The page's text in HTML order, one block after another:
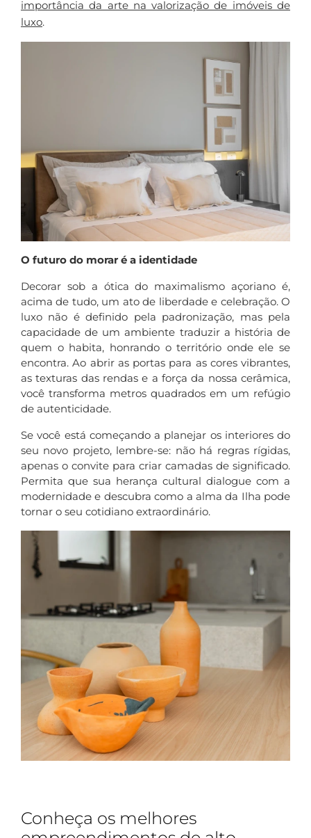
importância da arte na valorização de imóveis de
luxo.
O futuro do morar é a identidade
Decorar sob a ótica do maximalismo açoriano é,
acima de tudo, um ato de liberdade e celebração. O
luxo não é definido pela padronização, mas pela
capacidade de um ambiente traduzir a história de
quem o habita, honrando o território onde ele se
encontra. Ao abrir as portas para as cores vibrantes,
as texturas das rendas e a força da nossa cerâmica,
você transforma metros quadrados em um refúgio
de autenticidade.
Se você está começando a planejar os interiores do
seu novo projeto, lembre-se: não há regras rígidas,
apenas o convite para criar camadas de significado.
Permita que sua herança cultural dialogue com a
modernidade e descubra como a alma da Ilha pode
tornar o seu cotidiano extraordinário.
Conheça os melhores